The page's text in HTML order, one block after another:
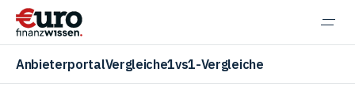
AnbieterportalVergleiche1vs1-Vergleiche